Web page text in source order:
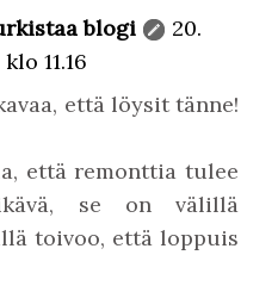
blogi
20.
11.16
että löysit tänne!
että remonttia tulee
se on välillä
toivoo, että loppuis